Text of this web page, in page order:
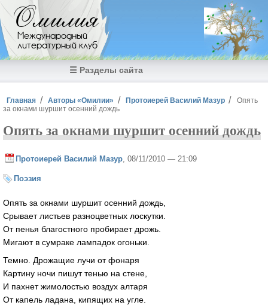
Перейти к основному содержанию
Омилия
Международный
литературный клуб
☰ Разделы сайта
Вы здесь
Главная Авторы «Омилии» Протоиерей Василий Мазур
Опять
за окнами шуршит осенний дождь
Опять за окнами шуршит осенний дождь
Протоиерей Василий Мазур , 08/11/2010 — 21:09
Поэзия
Опять за окнами шуршит осенний дождь,
Срывает листьев разноцветных лоскутки.
От пенья благостного пробирает дрожь.
Мигают в сумраке лампадок огоньки.
Темно. Дрожащие лучи от фонаря
Картину ночи пишут тенью на стене,
И пахнет жимолостью воздух алтаря
От капель ладана, кипящих на угле.